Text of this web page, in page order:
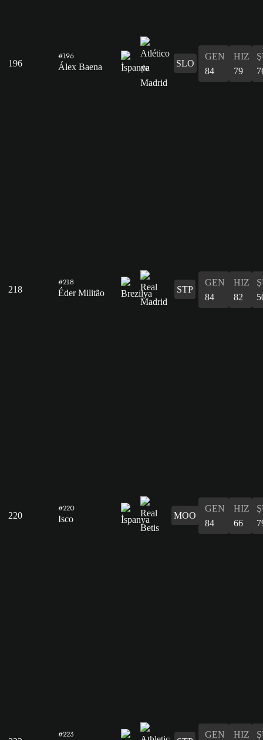
196
#196
Álex Baena SLO
GEN
84
HIZ
79
218
#218
Éder Militão STP
GEN
84
HIZ
82
220
#220
Isco MOO
GEN
84
HIZ
66
#223
GEN
HIZ